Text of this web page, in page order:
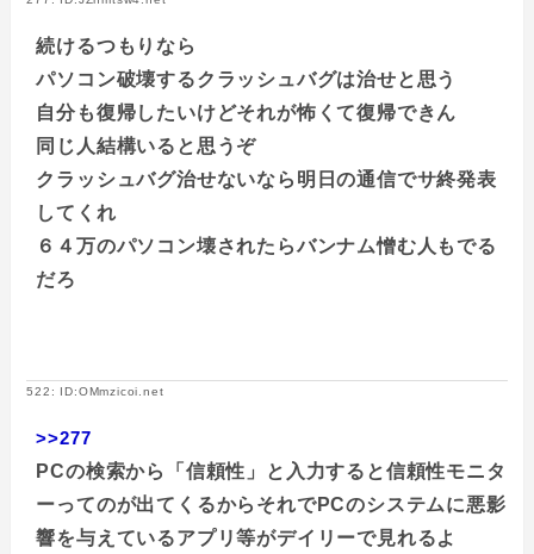
続けるつもりなら
パソコン破壊するクラッシュバグは治せと思う
自分も復帰したいけどそれが怖くて復帰できん
同じ人結構いると思うぞ
クラッシュバグ治せないなら明日の通信でサ終発表
してくれ
６４万のパソコン壊されたらバンナム憎む人もでる
だろ
522: ID:OMmzicoi.net
>>277
PCの検索から「信頼性」と入力すると信頼性モニタ
ーってのが出てくるからそれでPCのシステムに悪影
響を与えているアプリ等がデイリーで見れるよ